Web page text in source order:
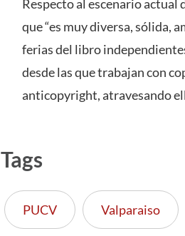
Respecto al escenario
que “es muy diversa, sólida,
ferias del libro
desde las que trabajan con
anticopyright, atravesando
Tags
PUCV Valparaiso